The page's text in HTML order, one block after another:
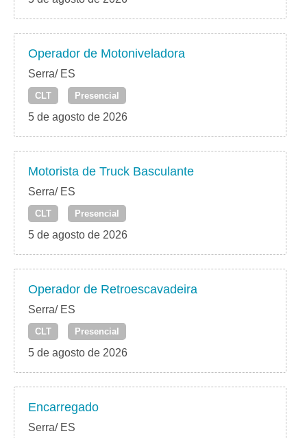
Operador de Motoniveladora
Serra/ ES
CLT Presencial
5 de agosto de 2026
Motorista de Truck Basculante
Serra/ ES
CLT Presencial
5 de agosto de 2026
Operador de Retroescavadeira
Serra/ ES
CLT Presencial
5 de agosto de 2026
Encarregado
Serra/ ES